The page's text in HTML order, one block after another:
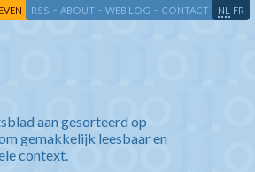
RSS - ABOUT - WEB LOG - CONTACT NL FR
aan gesorteerd op
gemakkelijk leesbaar en
context.